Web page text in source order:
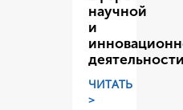
научной
и
деятельности
ЧИТАТЬ
>